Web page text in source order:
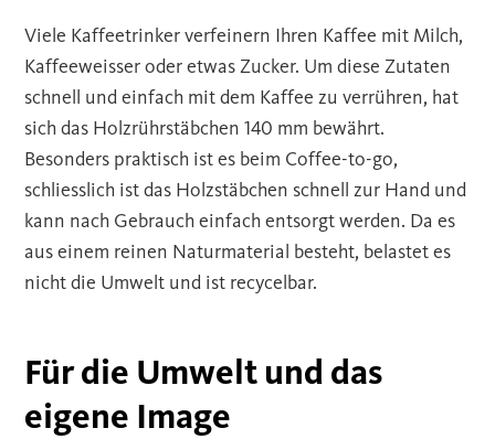
Viele Kaffeetrinker verfeinern Ihren Kaffee mit Milch,
Kaffeeweisser oder etwas Zucker. Um diese Zutaten
schnell und einfach mit dem Kaffee zu verrühren, hat
sich das Holzrührstäbchen 140 mm bewährt.
Besonders praktisch ist es beim Coffee-to-go,
schliesslich ist das Holzstäbchen schnell zur Hand und
kann nach Gebrauch einfach entsorgt werden. Da es
aus einem reinen Naturmaterial besteht, belastet es
nicht die Umwelt und ist recycelbar.
Für die Umwelt und das
eigene Image